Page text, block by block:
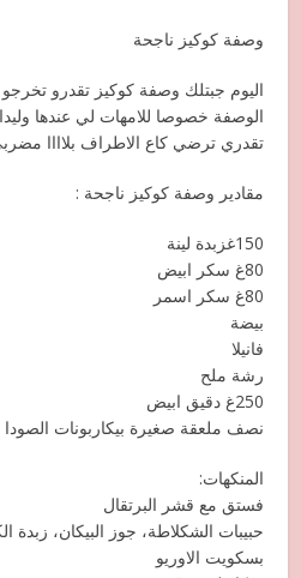
وصفة كوكيز ناجحة
اليوم جبتلك وصفة كوكيز تقدرو تخرجو
الوصفة خصوصا للامهات لي عندها
تقدري ترضي كاع الاطراف بلاااا
مقادير وصفة كوكيز ناجحة :
150غزبدة لينة
80غ سكر ابيض
80غ سكر اسمر
بيضة
فانيلا
رشة ملح
250غ دقيق ابيض
نصف ملعقة صغيرة بيكاربونات الصودا
المنكهات:
فستق مع قشر البرتقال
حبيبات الشكلاطة، جوز البيكان، زبدة
بسكويت الاوريو